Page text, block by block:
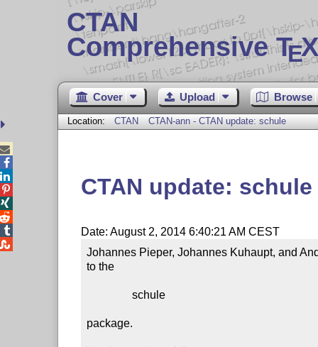
CTAN
Comprehensive TE
Cover Upload Browse
Location: CTAN CTAN-ann - CTAN update: schule
CTAN update: schule
Date: August 2, 2014 6:40:21 AM CEST
Johannes Pieper, Johannes Kuhaupt, and
to the
                schule
package.




